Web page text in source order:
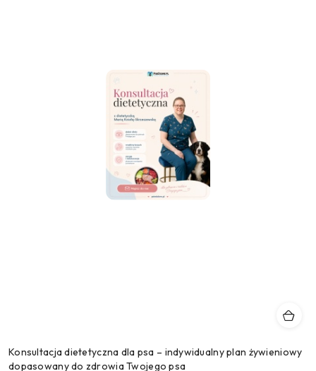
Konsultacja dietetyczna dla psa – indywidualny plan żywieniowy
dopasowany do zdrowia Twojego psa